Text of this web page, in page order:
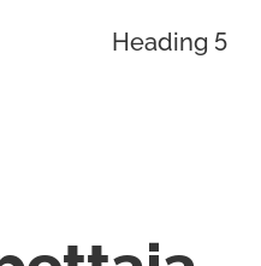
Heading 5